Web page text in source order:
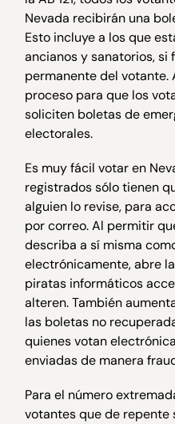
Nevada recibirán una
Esto incluye a los que
ancianos y sanatorios,
permanente del votante.
proceso para que los
soliciten boletas de
electorales.
Es muy fácil votar en
registrados sólo tienen
alguien lo revise, para
por correo. Al permitir
describa a sí misma
electrónicamente, abre
piratas informáticos
alteren. También
las boletas no
quienes votan
enviadas de manera
Para el número
votantes que de repente